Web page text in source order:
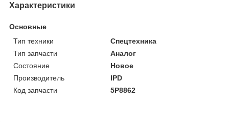
Характеристики
Основные
Тип техники
Спецтехника
Тип запчасти
Аналог
Состояние
Новое
Производитель
IPD
Код запчасти
5P8862